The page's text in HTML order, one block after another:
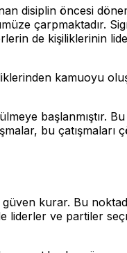
disiplin öncesi
çarpmaktadır.
de kişiliklerinin
kamuoyu
başlanmıştır.
bu çatışmaları
güven kurar. Bu
liderler ve partiler